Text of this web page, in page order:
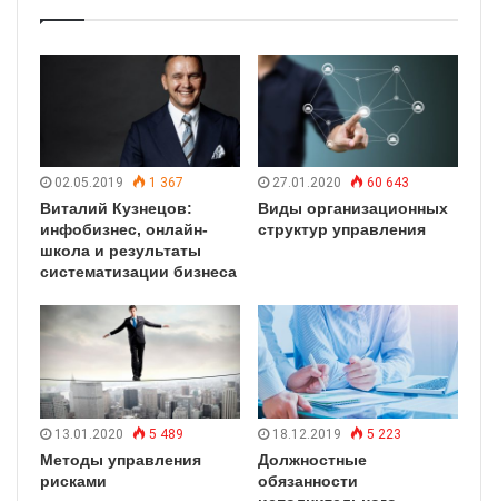
02.05.2019 1 367
Виталий Кузнецов:
инфобизнес, онлайн-
школа и результаты
систематизации бизнеса
27.01.2020 60 643
Виды организационных
структур управления
13.01.2020 5 489
Методы управления
рисками
18.12.2019 5 223
Должностные
обязанности